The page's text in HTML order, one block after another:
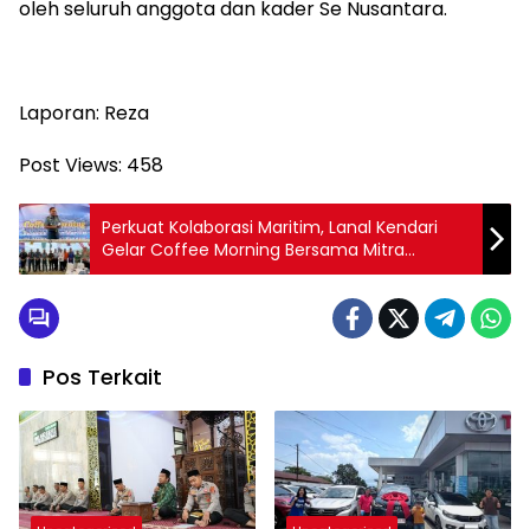
oleh seluruh anggota dan kader Se Nusantara.
‎Laporan: Reza
Post Views: 458
Perkuat Kolaborasi Maritim, Lanal Kendari
Gelar Coffee Morning Bersama Mitra
Strategis
Pos Terkait